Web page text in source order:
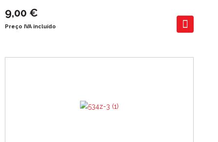
9,00 €
Preço IVA incluído